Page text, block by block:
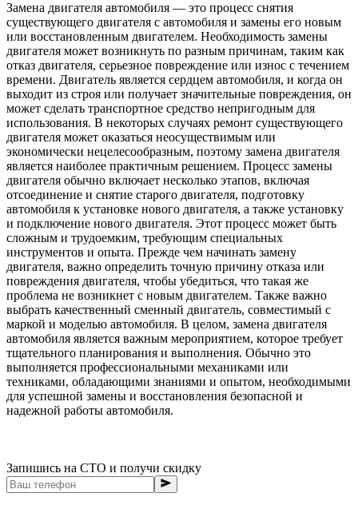
Замена двигателя автомобиля — это процесс снятия
существующего двигателя с автомобиля и замены его новым
или восстановленным двигателем. Необходимость замены
двигателя может возникнуть по разным причинам, таким как
отказ двигателя, серьезное повреждение или износ с течением
времени. Двигатель является сердцем автомобиля, и когда он
выходит из строя или получает значительные повреждения, он
может сделать транспортное средство непригодным для
использования. В некоторых случаях ремонт существующего
двигателя может оказаться неосуществимым или
экономически нецелесообразным, поэтому замена двигателя
является наиболее практичным решением. Процесс замены
двигателя обычно включает несколько этапов, включая
отсоединение и снятие старого двигателя, подготовку
автомобиля к установке нового двигателя, а также установку
и подключение нового двигателя. Этот процесс может быть
сложным и трудоемким, требующим специальных
инструментов и опыта. Прежде чем начинать замену
двигателя, важно определить точную причину отказа или
повреждения двигателя, чтобы убедиться, что такая же
проблема не возникнет с новым двигателем. Также важно
выбрать качественный сменный двигатель, совместимый с
маркой и моделью автомобиля. В целом, замена двигателя
автомобиля является важным мероприятием, которое требует
тщательного планирования и выполнения. Обычно это
выполняется профессиональными механиками или
техниками, обладающими знаниями и опытом, необходимыми
для успешной замены и восстановления безопасной и
надежной работы автомобиля.
Запишись на СТО и получи скидку